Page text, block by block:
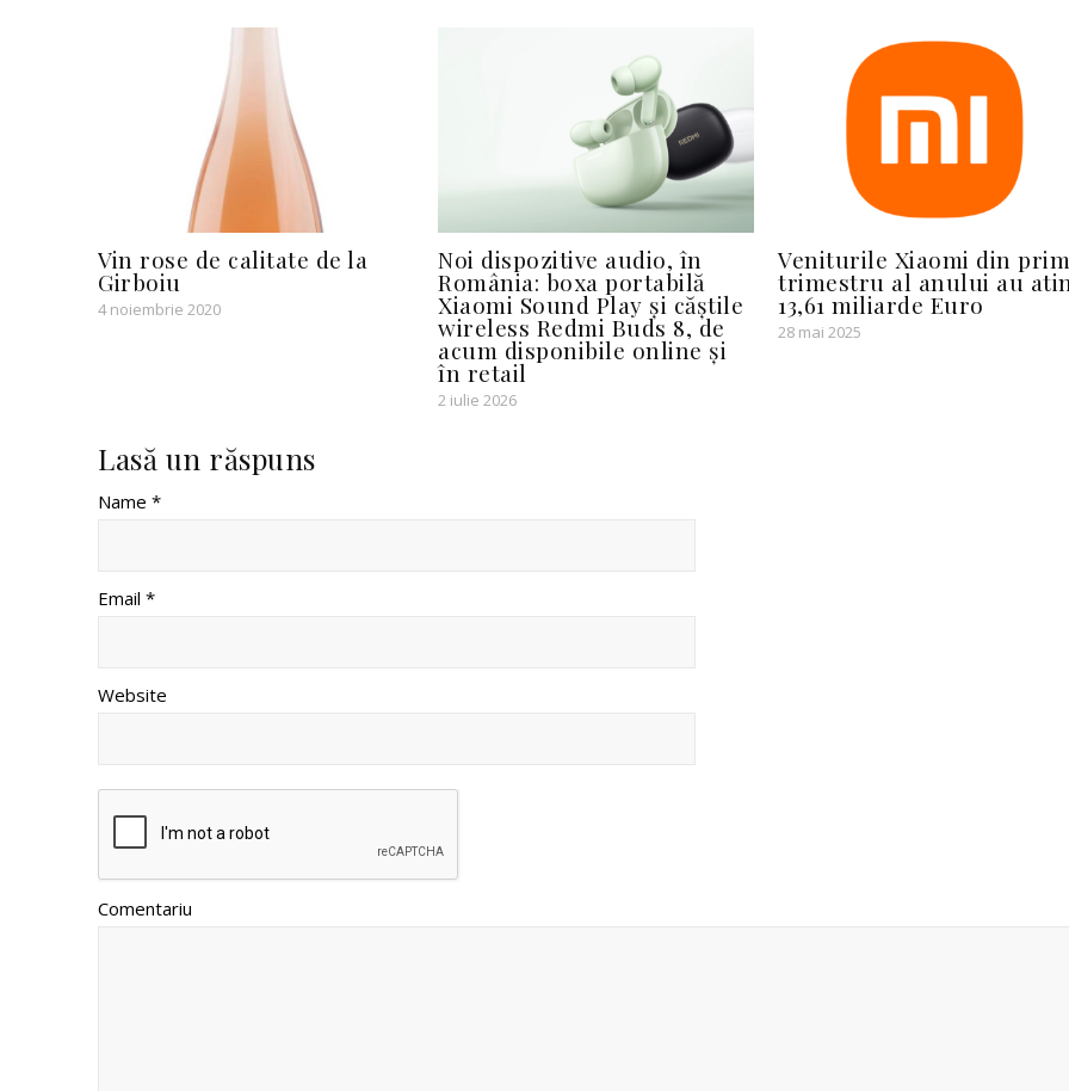
Vin rose de calitate de la
Girboiu
4 noiembrie 2020
Noi dispozitive audio, în
România: boxa portabilă
Xiaomi Sound Play și căștile
wireless Redmi Buds 8, de
acum disponibile online și
în retail
2 iulie 2026
Veniturile Xiaomi din
trimestru al anului au
13,61 miliarde Euro
28 mai 2025
Lasă un răspuns
Name *
Email *
Website
Comentariu